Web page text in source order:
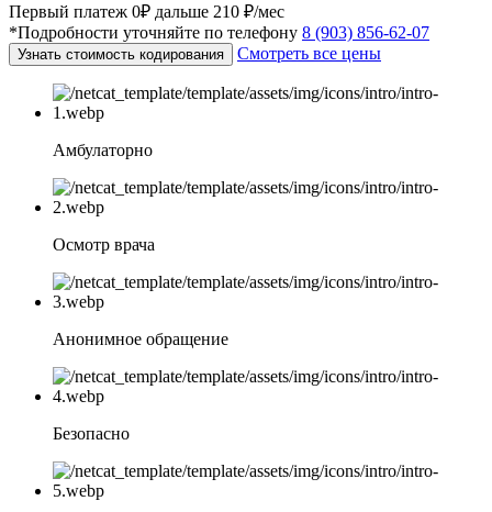
Первый платеж 0₽ дальше 210 ₽/мес
*Подробности уточняйте по телефону 8 (903) 856-62-07
Узнать стоимость кодирования Смотреть все цены
Амбулаторно
Осмотр врача
Анонимное обращение
Безопасно